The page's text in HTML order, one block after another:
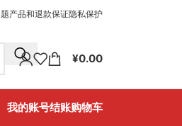
产品和退款保证隐私保护
¥0.00
我的账号结账购物车